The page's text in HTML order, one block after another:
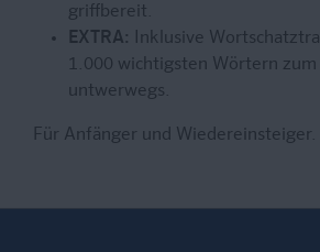
griffbereit.
EXTRA:
Inklusive
1.000 wichtigsten Wörtern
untwerwegs.
Für Anfänger und Wiedereinsteiger.